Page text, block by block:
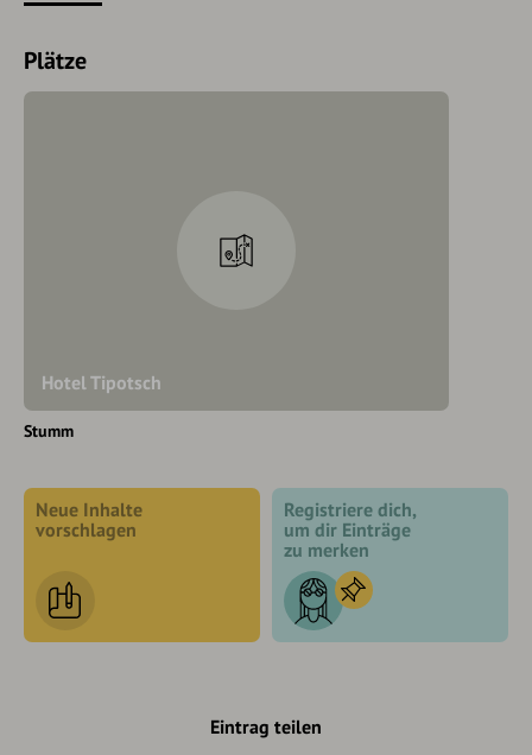
Plätze
Hotel Tipotsch
Stumm
Neue Inhalte
vorschlagen
Registriere dich,
um dir Einträge
zu merken
Eintrag teilen